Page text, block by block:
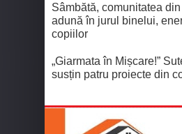
Sâmbătă, comunitatea
adună în jurul binelui,
copiilor
„Giarmata în Mișcare!”
susțin patru proiecte din